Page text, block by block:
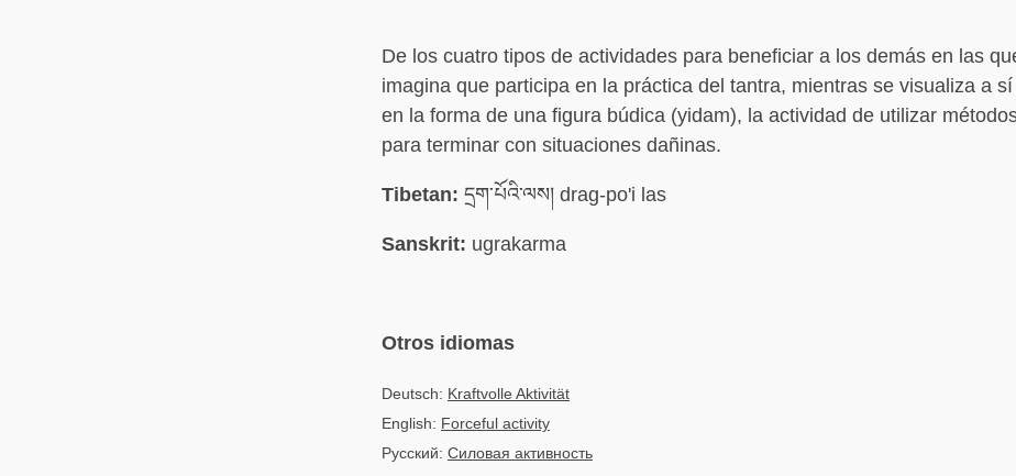
De los cuatro tipos de actividades para beneficiar a los demás en las
imagina que participa en la práctica del tantra, mientras se visualiza a
en la forma de una figura búdica (yidam), la actividad de utilizar
para terminar con situaciones dañinas.
Tibetan: དྲག་པོའི་ལས། drag-po'i las
Sanskrit: ugrakarma
Otros idiomas
Deutsch: Kraftvolle Aktivität
English: Forceful activity
Русский: Силовая активность